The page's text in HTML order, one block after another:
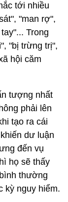
tới nhiều
"man rợ",
Trong
"bị trừng trị",
hội căm
tượng nhất
phải lên
tạo ra cái
dư luận
đến vụ
họ sẽ thấy
thường
kỳ nguy hiểm.